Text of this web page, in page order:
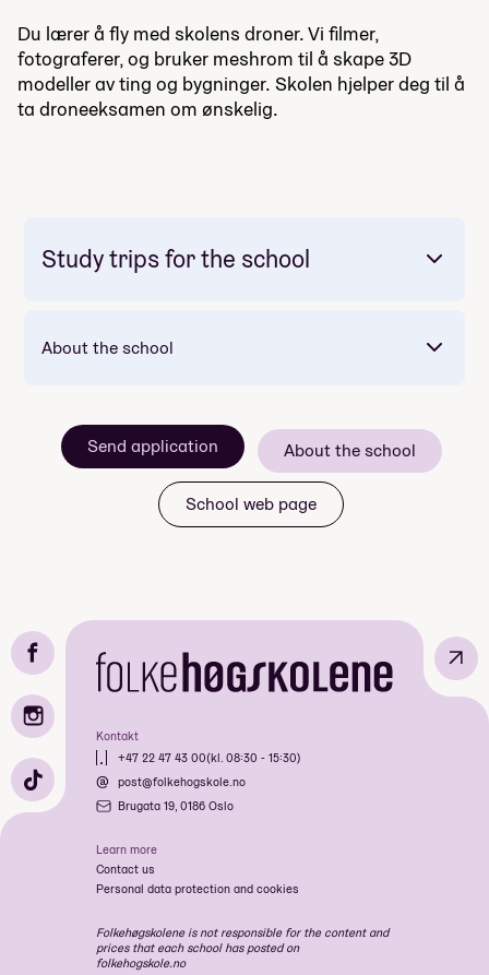
Du lærer å fly med skolens droner. Vi filmer,
fotograferer, og bruker meshrom til å skape 3D
modeller av ting og bygninger. Skolen hjelper deg til å
ta droneeksamen om ønskelig.
Study trips for the school
Seoul, Sør Korea
London
Gøteborg
About the school
Send application About the school
School web page
Kontakt
+47 22 47 43 00(kl. 08:30 - 15:30)
post@folkehogskole.no
Brugata 19, 0186 Oslo
Learn more
Contact us
Personal data protection and cookies
Folkehøgskolene is not responsible for the content and
prices that each school has posted on
folkehogskole.no
↗